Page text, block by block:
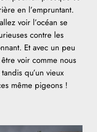
en l’empruntant.
voir l’océan se
contre les
Et avec un peu
voir comme nous
qu’un vieux
même pigeons !